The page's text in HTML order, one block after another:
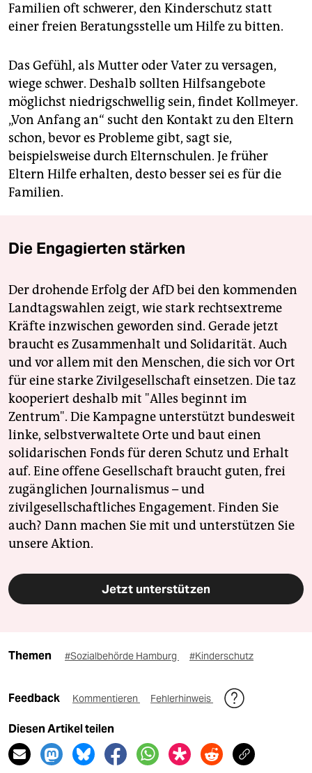
Familien oft schwerer, den Kinderschutz statt
einer freien Beratungsstelle um Hilfe zu bitten.
Das Gefühl, als Mutter oder Vater zu versagen,
wiege schwer. Deshalb sollten Hilfsangebote
möglichst niedrigschwellig sein, findet Kollmeyer.
„Von Anfang an“ sucht den Kontakt zu den Eltern
schon, bevor es Probleme gibt, sagt sie,
beispielsweise durch Elternschulen. Je früher
Eltern Hilfe erhalten, desto besser sei es für die
Familien.
Die Engagierten stärken
Der drohende Erfolg der AfD bei den kommenden
Landtagswahlen zeigt, wie stark rechtsextreme
Kräfte inzwischen geworden sind. Gerade jetzt
braucht es Zusammenhalt und Solidarität. Auch
und vor allem mit den Menschen, die sich vor Ort
für eine starke Zivilgesellschaft einsetzen. Die taz
kooperiert deshalb mit "Alles beginnt im
Zentrum". Die Kampagne unterstützt bundesweit
linke, selbstverwaltete Orte und baut einen
solidarischen Fonds für deren Schutz und Erhalt
auf. Eine offene Gesellschaft braucht guten, frei
zugänglichen Journalismus – und
zivilgesellschaftliches Engagement. Finden Sie
auch? Dann machen Sie mit und unterstützen Sie
unsere Aktion.
Jetzt unterstützen
Themen #Sozialbehörde Hamburg #Kinderschutz
Feedback Kommentieren Fehlerhinweis
Diesen Artikel teilen